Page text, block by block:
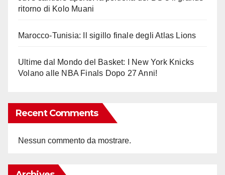
ritorno di Kolo Muani
Marocco-Tunisia: Il sigillo finale degli Atlas Lions
Ultime dal Mondo del Basket: I New York Knicks
Volano alle NBA Finals Dopo 27 Anni!
Recent Comments
Nessun commento da mostrare.